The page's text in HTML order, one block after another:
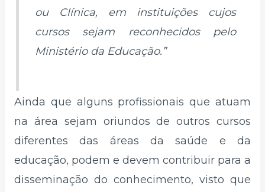
ou Clínica, em instituições cujos
cursos sejam reconhecidos pelo
Ministério da Educação.”
Ainda que alguns profissionais que atuam
na área sejam oriundos de outros cursos
diferentes das áreas da saúde e da
educação, podem e devem contribuir para a
disseminação do conhecimento, visto que